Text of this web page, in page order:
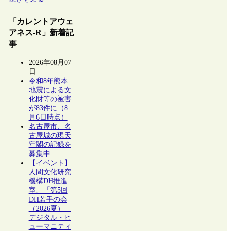
「カレントアウェ
アネス-R」新着記
事
2026年08月07
日
令和8年熊本
地震による文
化財等の被害
が83件に（8
月6日時点）
名古屋市、名
古屋城の現天
守閣の記録を
募集中
【イベント】
人間文化研究
機構DH推進
室、「第5回
DH若手の会
（2026夏）―
デジタル・ヒ
ューマニティ